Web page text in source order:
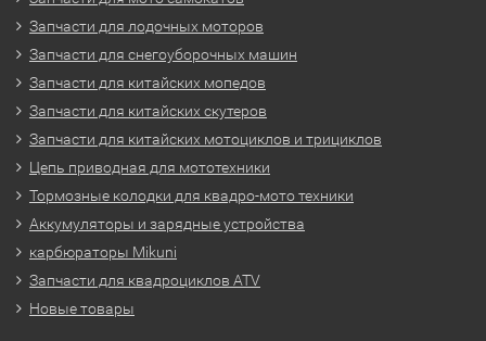
Запчасти для лодочных моторов
Запчасти для снегоуборочных машин
Запчасти для китайских мопедов
Запчасти для китайских скутеров
Запчасти для китайских мотоциклов и трициклов
Цепь приводная для мототехники
Тормозные колодки для квадро-мото техники
Аккумуляторы и зарядные устройства
карбюраторы Mikuni
Запчасти для квадроциклов ATV
Новые товары